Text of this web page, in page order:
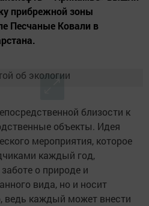
прибрежной зоны
Песчаные Ковали в
близости к
объекты. Идея
мероприятия, которое
каждый год,
о природе и
вида, но и носит
ведь каждый может внести